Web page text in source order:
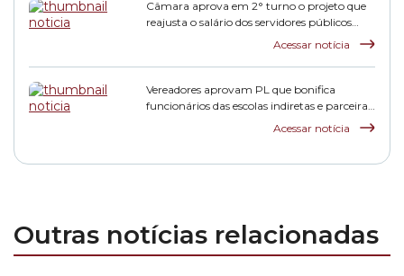
Câmara aprova em 2° turno o projeto que
reajusta o salário dos servidores públicos
Acessar notícia
Vereadores aprovam PL que bonifica
funcionários das escolas indiretas e parceiras
Acessar notícia
Outras notícias relacionadas